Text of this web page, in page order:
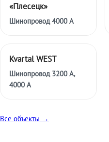
«Плесецк»
Шинопровод 4000 А
Kvartal WEST
Шинопровод 3200 А,
4000 А
Все объекты →